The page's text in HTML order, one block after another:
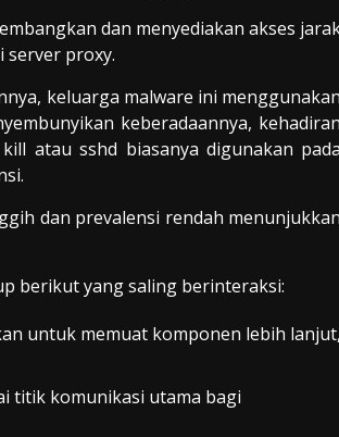
dan menyediakan akses
server proxy.
keluarga malware ini menggunakan
keberadaannya, kehadiran
atau sshd biasanya digunakan pada
dan prevalensi rendah menunjukkan
berikut yang saling berinteraksi:
untuk memuat komponen lebih lanjut,
titik komunikasi utama bagi